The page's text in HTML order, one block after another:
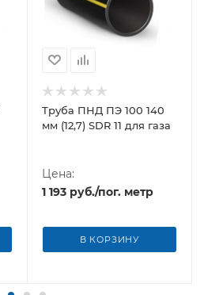
Труба ПНД ПЭ 100 140
мм (12,7) SDR 11 для газа
Цена:
1 193 руб./пог. метр
В КОРЗИНУ